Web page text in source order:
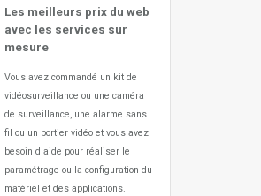
Les meilleurs prix du web
avec les services sur
mesure
Vous avez commandé un kit de
vidéosurveillance ou une caméra
de surveillance, une alarme sans
fil ou un portier vidéo et vous avez
besoin d'aide pour réaliser le
paramétrage ou la configuration du
matériel et des applications.